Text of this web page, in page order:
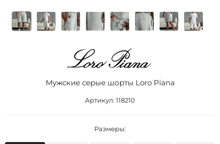
Мужские серые шорты Loro Piana
Артикул: 118210
Размеры: